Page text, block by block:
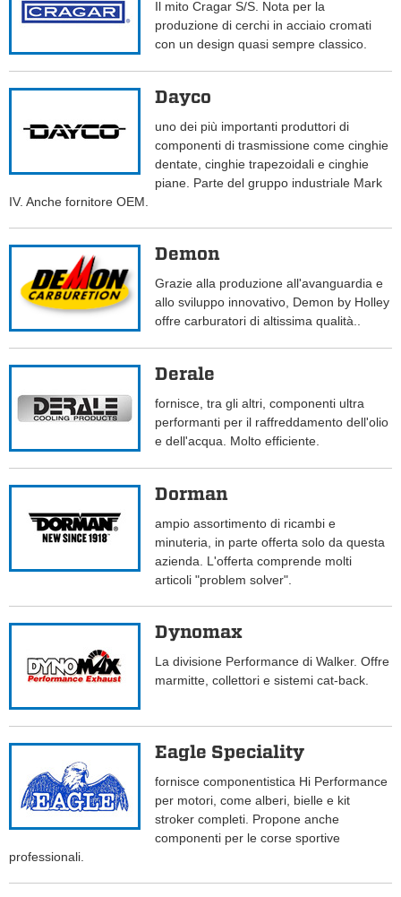
Il mito Cragar S/S. Nota per la
produzione di cerchi in acciaio cromati
con un design quasi sempre classico.
Dayco
uno dei più importanti produttori di
componenti di trasmissione come cinghie
dentate, cinghie trapezoidali e cinghie
piane. Parte del gruppo industriale Mark
IV. Anche fornitore OEM.
Demon
Grazie alla produzione all'avanguardia e
allo sviluppo innovativo, Demon by Holley
offre carburatori di altissima qualità..
Derale
fornisce, tra gli altri, componenti ultra
performanti per il raffreddamento dell'olio
e dell'acqua. Molto efficiente.
Dorman
ampio assortimento di ricambi e
minuteria, in parte offerta solo da questa
azienda. L'offerta comprende molti
articoli "problem solver".
Dynomax
La divisione Performance di Walker. Offre
marmitte, collettori e sistemi cat-back.
Eagle Speciality
fornisce componentistica Hi Performance
per motori, come alberi, bielle e kit
stroker completi. Propone anche
componenti per le corse sportive
professionali.